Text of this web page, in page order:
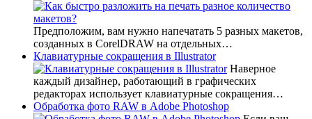
Предположим, вам нужно напечатать 5 разных макетов,
созданных в CorelDRAW на отдельных…
Клавиатурные сокращения в Illustrator
Наверное
каждый дизайнер, работающий в графических
редакторах использует клавиатурные сокращения…
Обработка фото RAW в Adobe Photoshop